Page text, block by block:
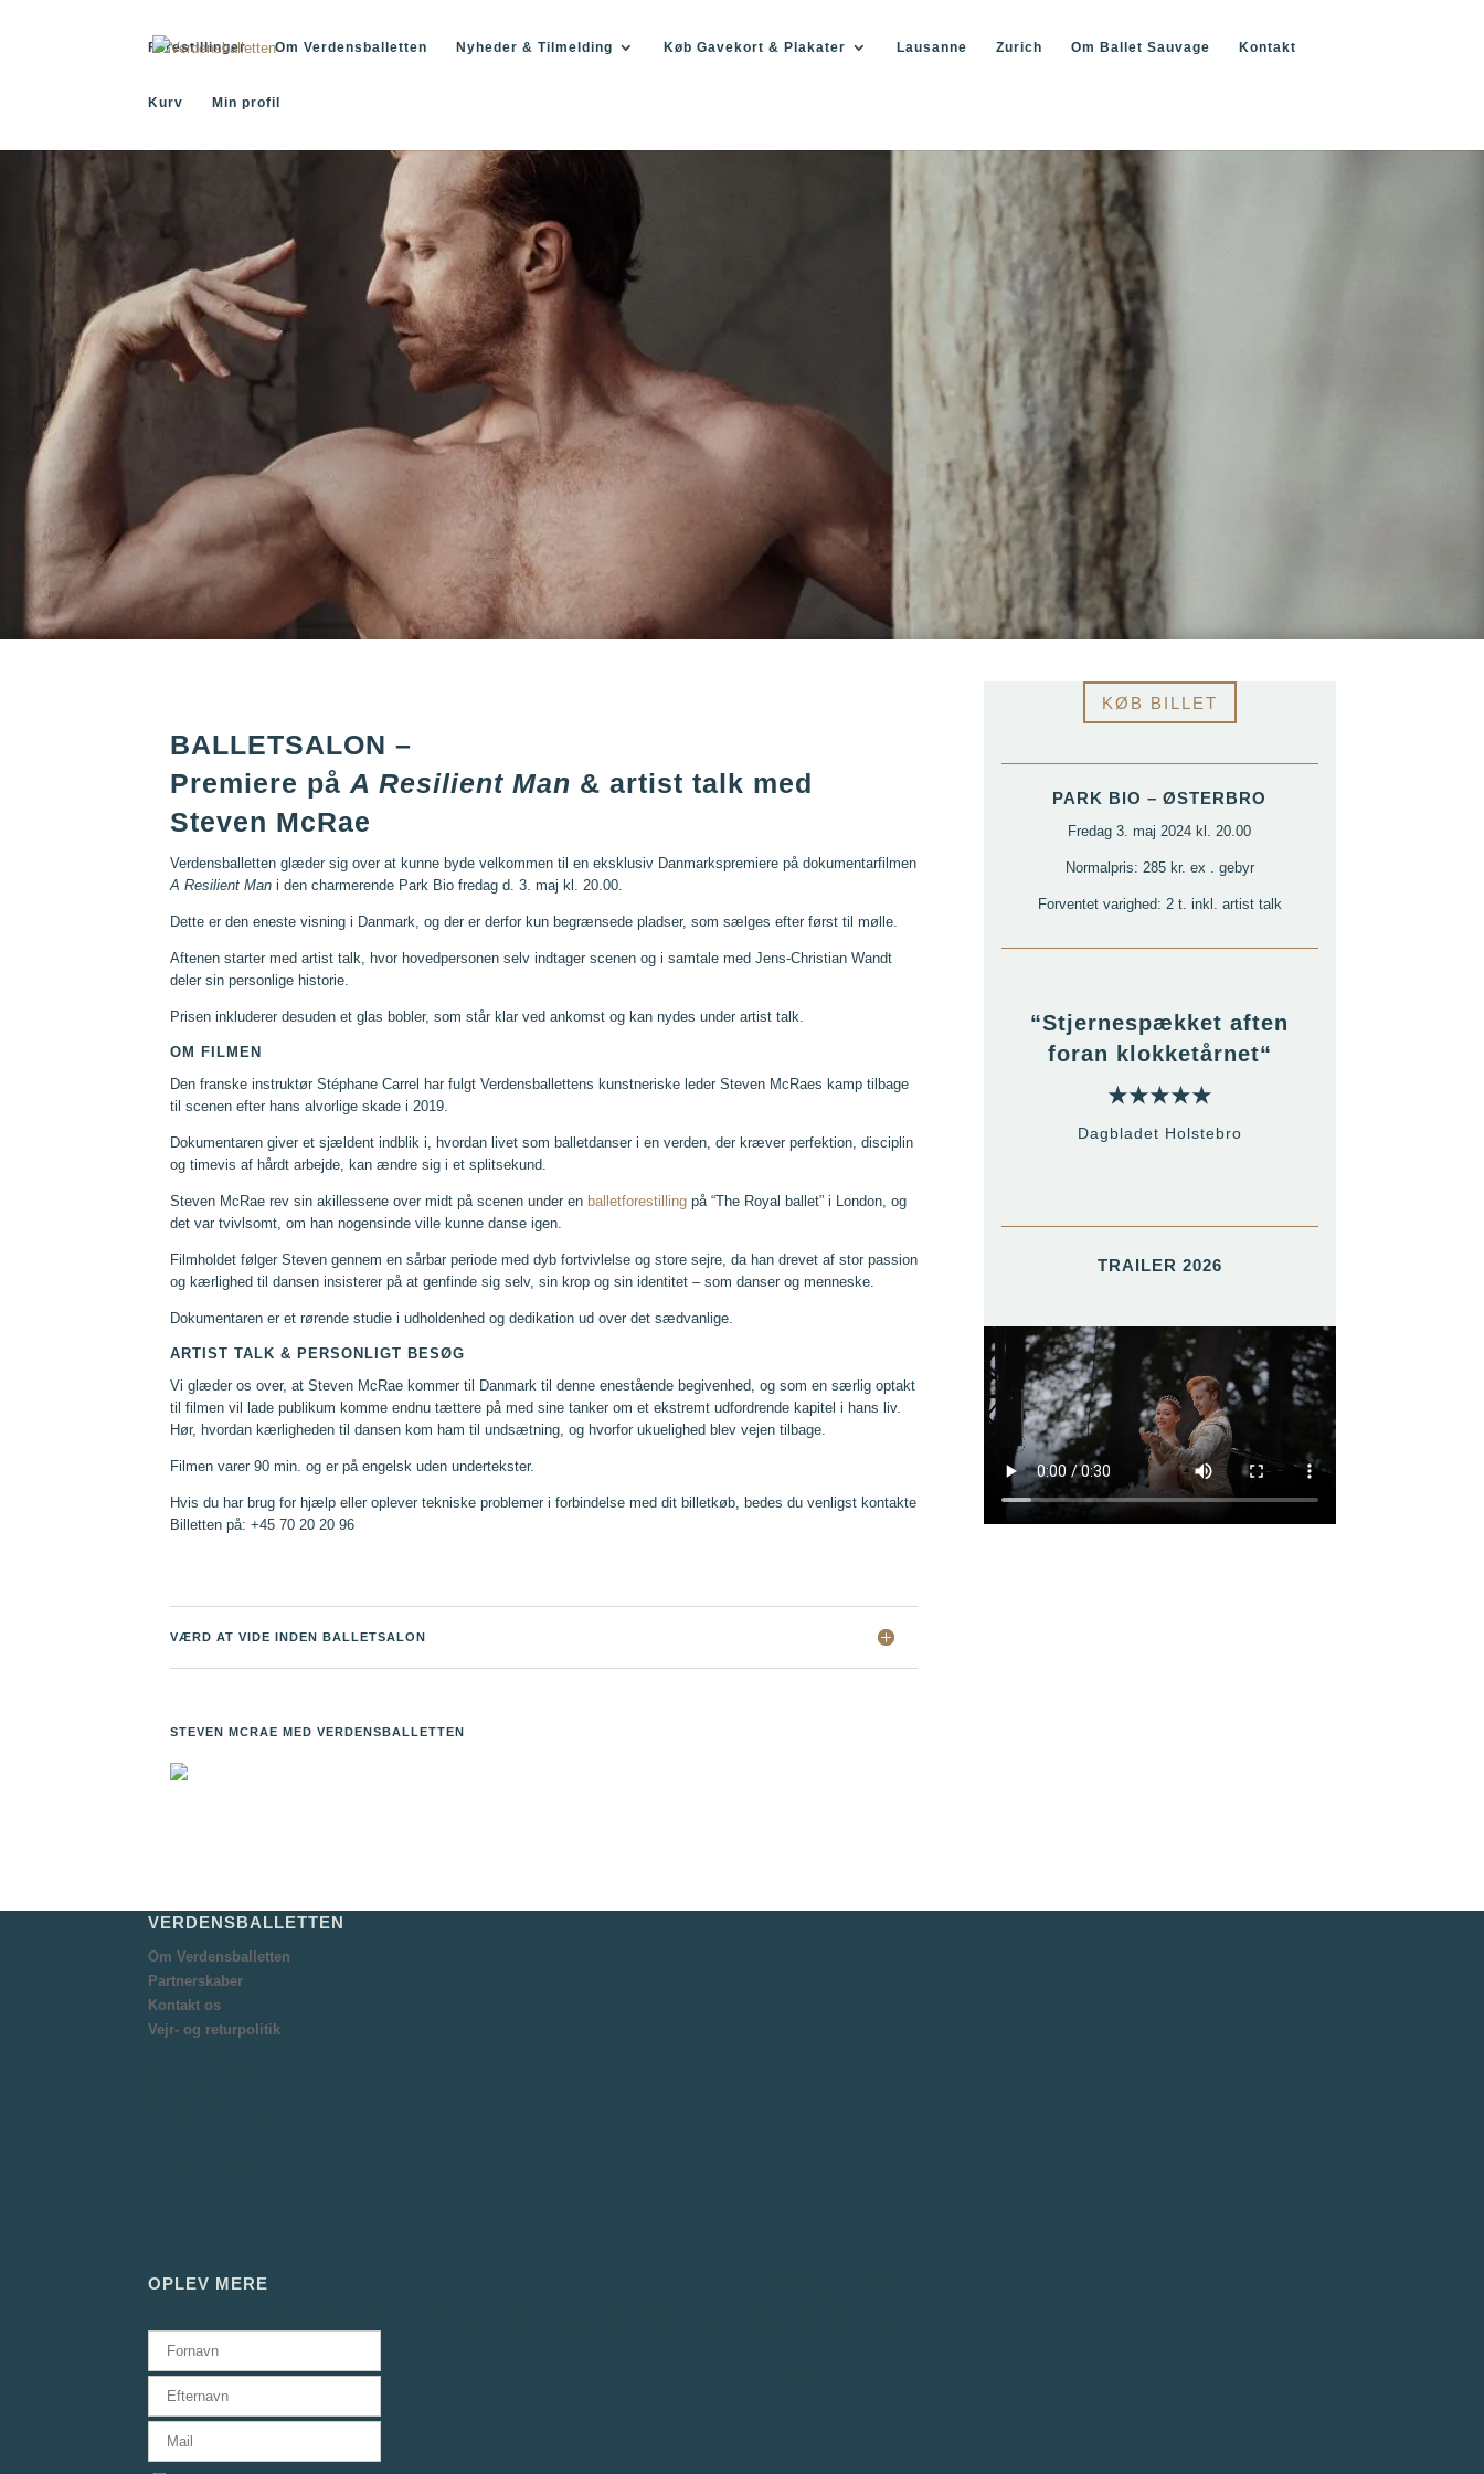
Forestillinger Om Verdensballetten Nyheder & Tilmelding Køb Gavekort & Plakater Lausanne Zurich Om Ballet Sauvage Kontakt
Kurv Min profil
BALLETSALON –
Premiere påA Resilient Man & artist talk med
Steven McRae
Verdensballetten glæder sig over at kunne byde velkommen til en eksklusiv Danmarkspremiere på dokumentarfilmen
A Resilient Mani den charmerende Park Bio fredag d. 3. maj kl. 20.00.
Dette er den eneste visning i Danmark, og der er derfor kun begrænsede pladser, som sælges efter først til mølle.
Aftenen starter med artist talk, hvor hovedpersonen selv indtager scenen og i samtale med Jens-Christian Wandt
deler sin personlige historie.
Prisen inkluderer desuden et glas bobler, som står klar ved ankomst og kan nydes under artist talk.
OM FILMEN
Den franske instruktør Stéphane Carrel har fulgt Verdensballettens kunstneriske leder Steven McRaes kamp tilbage
til scenen efter hans alvorlige skade i 2019.
Dokumentaren giver et sjældent indblik i, hvordan livet som balletdanser i en verden, der kræver perfektion, disciplin
og timevis af hårdt arbejde, kan ændre sig i et splitsekund.
Steven McRae rev sin akillessene over midt på scenen under en balletforestilling på “The Royal ballet” i London, og
det var tvivlsomt, om han nogensinde ville kunne danse igen.
Filmholdet følger Steven gennem en sårbar periode med dyb fortvivlelse og store sejre, da han drevet af stor passion
og kærlighed til dansen insisterer på at genfinde sig selv, sin krop og sin identitet – som danser og menneske.
Dokumentaren er et rørende studie i udholdenhed og dedikation ud over det sædvanlige.
ARTIST TALK & PERSONLIGT BESØG
Vi glæder os over, at Steven McRae kommer til Danmark til denne enestående begivenhed, og som en særlig optakt
til filmen vil lade publikum komme endnu tættere på med sine tanker om et ekstremt udfordrende kapitel i hans liv.
Hør, hvordan kærligheden til dansen kom ham til undsætning, og hvorfor ukuelighed blev vejen tilbage.
Filmen varer 90 min. og er på engelsk uden undertekster.
Hvis du har brug for hjælp eller oplever tekniske problemer i forbindelse med dit billetkøb, bedes du venligst kontakte
Billetten på: +45 70 20 20 96
VÆRD AT VIDE INDEN BALLETSALON
STEVEN MCRAE MED VERDENSBALLETTEN
KØB BILLET
PARK BIO – ØSTERBRO
Fredag 3. maj 2024 kl. 20.00
Normalpris: 285 kr. ex . gebyr
Forventet varighed: 2 t. inkl. artist talk
“Stjernespækket aften
foran klokketårnet“
★★★★★
Dagbladet Holstebro
TRAILER 2026
VERDENSBALLETTEN
Om Verdensballetten
Partnerskaber
Kontakt os
Vejr- og returpolitik
OPLEV MERE